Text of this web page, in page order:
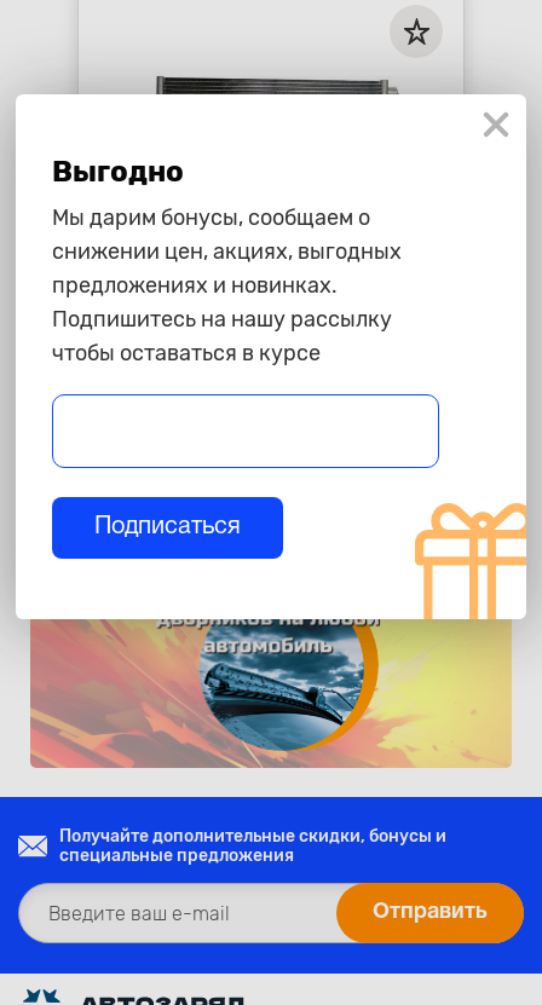
3 585 ₽
Радиатор кондиционера
Получайте дополнительные скидки, бонусы и
специальные предложения
Выгодно
Мы дарим бонусы, сообщаем о
снижении цен, акциях, выгодных
предложениях и новинках.
Подпишитесь на нашу рассылку
чтобы оставаться в курсе
Подписаться